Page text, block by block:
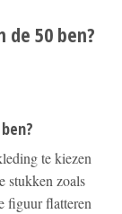
de 50 ben?
te kiezen
stukken zoals
figuur flatteren